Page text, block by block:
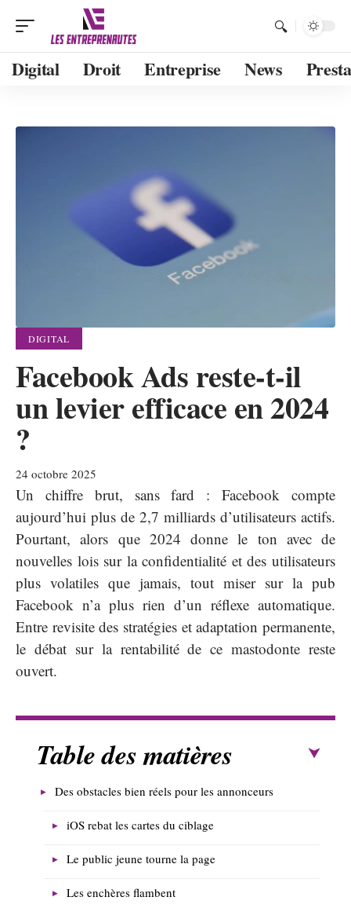
Digital Droit Entreprise News
DIGITAL
Facebook Ads reste-t-il
un levier efficace en 2024
?
24 octobre 2025
Un chiffre brut, sans fard : Facebook compte
aujourd’hui plus de 2,7 milliards d’utilisateurs actifs.
Pourtant, alors que 2024 donne le ton avec de
nouvelles lois sur la confidentialité et des utilisateurs
plus volatiles que jamais, tout miser sur la pub
Facebook n’a plus rien d’un réflexe automatique.
Entre revisite des stratégies et adaptation permanente,
le débat sur la rentabilité de ce mastodonte reste
ouvert.
Table des matières
Des obstacles bien réels pour les annonceurs
iOS rebat les cartes du ciblage
Le public jeune tourne la page
Les enchères flambent